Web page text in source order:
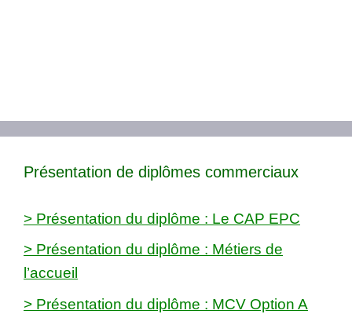
Présentation de diplômes commerciaux
> Présentation du diplôme : Le CAP EPC
> Présentation du diplôme : Métiers de
l’accueil
> Présentation du diplôme : MCV Option A